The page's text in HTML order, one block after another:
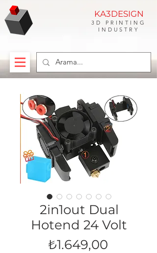
KA3DESIGN
3D PRINTING
INDUSTRY
2in1out Dual
Hotend 24 Volt
₺1.649,00Fiyat